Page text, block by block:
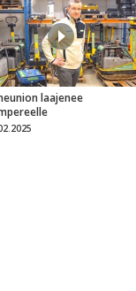
laajenee